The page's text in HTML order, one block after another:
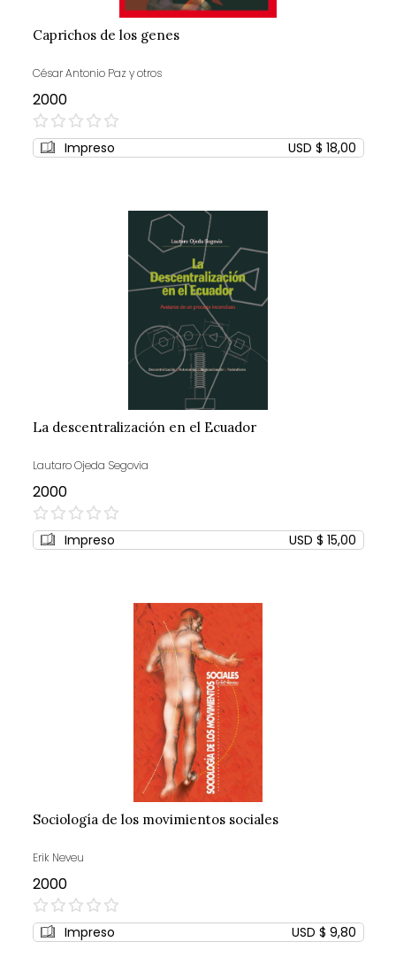
Caprichos de los genes
César Antonio Paz y otros
2000
0%
Impreso USD $ 18,00
La descentralización en el Ecuador
Lautaro Ojeda Segovia
2000
0%
Impreso USD $ 15,00
Sociología de los movimientos sociales
Erik Neveu
2000
0%
Impreso USD $ 9,80